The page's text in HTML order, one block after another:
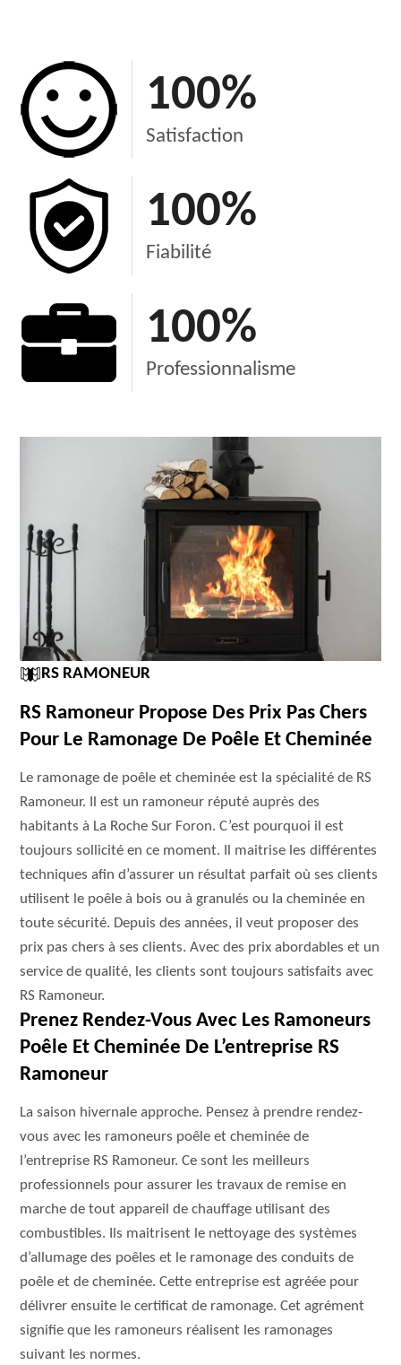
100%
Satisfaction
100%
Fiabilité
100%
Professionnalisme
RS RAMONEUR
RS Ramoneur Propose Des Prix Pas Chers
Pour Le Ramonage De Poêle Et Cheminée
Le ramonage de poêle et cheminée est la spécialité de RS
Ramoneur. Il est un ramoneur réputé auprès des
habitants à La Roche Sur Foron. C’est pourquoi il est
toujours sollicité en ce moment. Il maitrise les différentes
techniques afin d’assurer un résultat parfait où ses clients
utilisent le poêle à bois ou à granulés ou la cheminée en
toute sécurité. Depuis des années, il veut proposer des
prix pas chers à ses clients. Avec des prix abordables et un
service de qualité, les clients sont toujours satisfaits avec
RS Ramoneur.
Prenez Rendez-Vous Avec Les Ramoneurs
Poêle Et Cheminée De L’entreprise RS
Ramoneur
La saison hivernale approche. Pensez à prendre rendez-
vous avec les ramoneurs poêle et cheminée de
l’entreprise RS Ramoneur. Ce sont les meilleurs
professionnels pour assurer les travaux de remise en
marche de tout appareil de chauffage utilisant des
combustibles. Ils maitrisent le nettoyage des systèmes
d’allumage des poêles et le ramonage des conduits de
poêle et de cheminée. Cette entreprise est agréée pour
délivrer ensuite le certificat de ramonage. Cet agrément
signifie que les ramoneurs réalisent les ramonages
suivant les normes.